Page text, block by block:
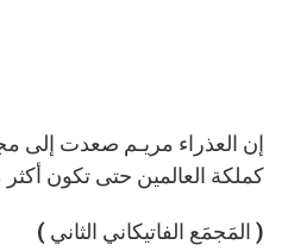
إن العذراء مريـم صعدت إلى
كملكة العالمين حتى تكون أكثر
( المَجمَع الفاتيكاني الثاني )